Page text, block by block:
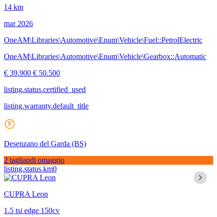
14 km
mar 2026
OneAM\Libraries\Automotive\Enum\Vehicle\Fuel::PetrolElectric
OneAM\Libraries\Automotive\Enum\Vehicle\Gearbox::Automatic
€ 39.900 € 50.500
listing.status.certified_used
listing.warranty.default_title
Desenzano del Garda (BS)
2 tagliandi omaggio
listing.status.km0
CUPRA Leon
1.5 tsi edge 150cv